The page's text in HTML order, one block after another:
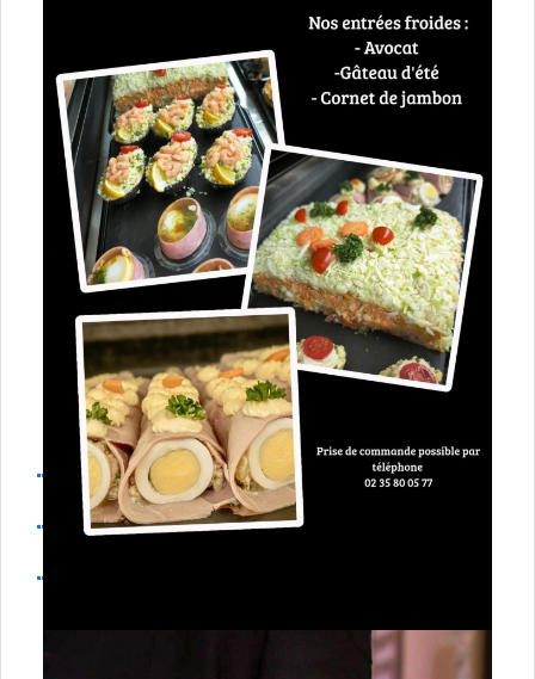
72 Sarthe
85 Vendée
Provence Alpes Côte d’Azur
04 Alpes de Haute-Provence
05 Hautes-Alpes
13 Bouches-du-Rhône
83 Var
84 Vaucluse
Devenir partenaire
Rejoindre ammdf